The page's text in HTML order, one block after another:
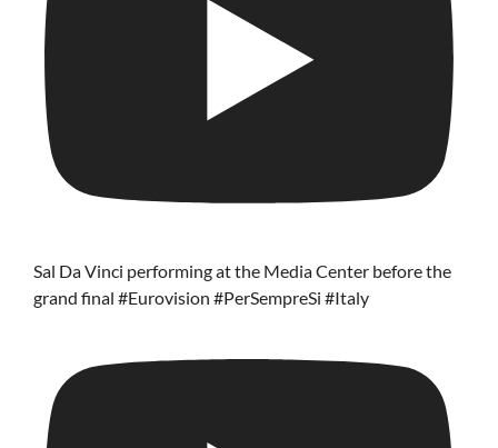
Sal Da Vinci performing at the Media Center before the
grand final #Eurovision #PerSempreSi #Italy